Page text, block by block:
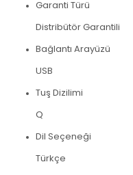
Garanti Türü
Distribütör Garantili
Bağlantı Arayüzü
USB
Tuş Dizilimi
Q
Dil Seçeneği
Türkçe